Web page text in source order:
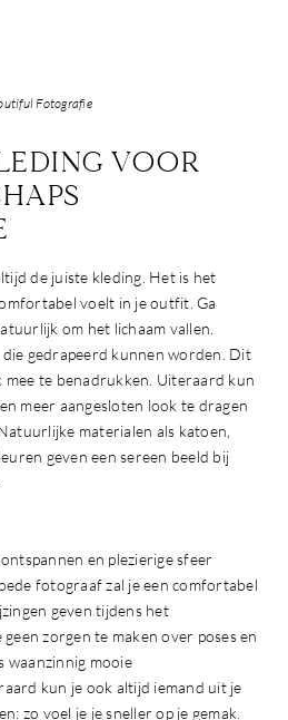
Fotografie
VOOR
de juiste kleding. Het is het
voelt in je outfit. Ga
om het lichaam vallen.
gedrapeerd kunnen worden. Dit
mee te benadrukken. Uiteraard kun
meer aangesloten look te dragen
materialen als katoen,
geven een sereen beeld bij
en plezierige sfeer
fotograaf zal je een comfortabel
geven tijdens het
zorgen te maken over poses en
waanzinnig mooie
kun je ook altijd iemand uit je
zo voel je je sneller op je gemak.